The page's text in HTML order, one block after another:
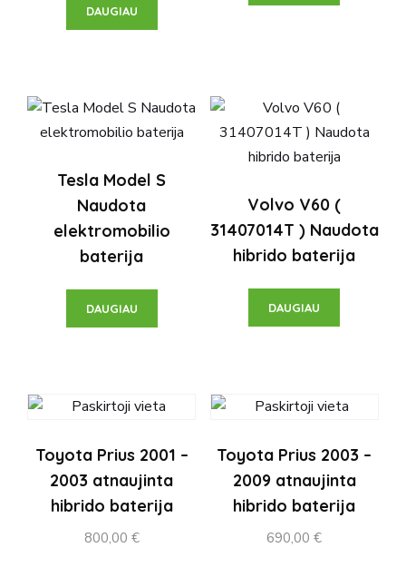
DAUGIAU
Tesla Model S
Naudota
elektromobilio
baterija
DAUGIAU
Volvo V60 (
31407014T ) Naudota
hibrido baterija
DAUGIAU
Toyota Prius 2001 –
2003 atnaujinta
hibrido baterija
800,00 €
Toyota Prius 2003 –
2009 atnaujinta
hibrido baterija
690,00€